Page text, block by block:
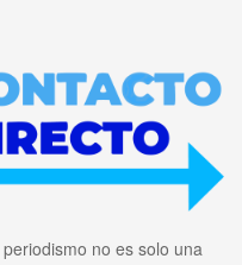
no es solo una